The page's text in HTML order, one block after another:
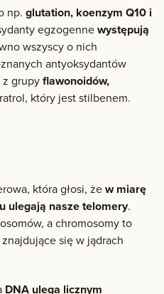
np. glutation, koenzym Q10 i
egzogennewystępują
wszyscy o nich
antyoksydantów
grupyflawonoidów,
który jest stilbenem.
która głosi, żew miarę
ulegają nasze telomery.
a chromosomy to
się w jądrach
DNA ulega licznym